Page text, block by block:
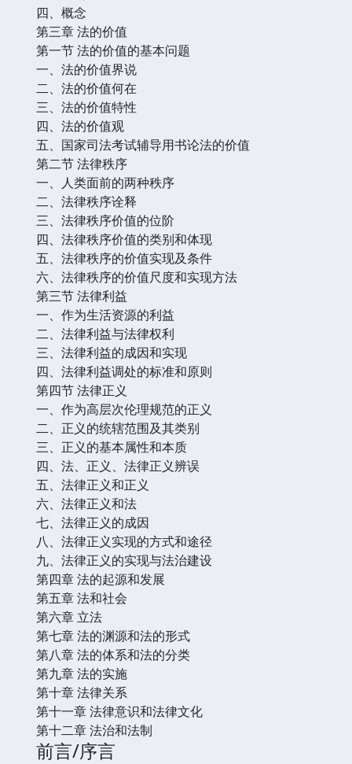
四、概念
第三章 法的价值
第一节 法的价值的基本问题
一、法的价值界说
二、法的价值何在
三、法的价值特性
四、法的价值观
五、国家司法考试辅导用书论法的价值
第二节 法律秩序
一、人类面前的两种秩序
二、法律秩序诠释
三、法律秩序价值的位阶
四、法律秩序价值的类别和体现
五、法律秩序的价值实现及条件
六、法律秩序的价值尺度和实现方法
第三节 法律利益
一、作为生活资源的利益
二、法律利益与法律权利
三、法律利益的成因和实现
四、法律利益调处的标准和原则
第四节 法律正义
一、作为高层次伦理规范的正义
二、正义的统辖范围及其类别
三、正义的基本属性和本质
四、法、正义、法律正义辨误
五、法律正义和正义
六、法律正义和法
七、法律正义的成因
八、法律正义实现的方式和途径
九、法律正义的实现与法治建设
第四章 法的起源和发展
第五章 法和社会
第六章 立法
第七章 法的渊源和法的形式
第八章 法的体系和法的分类
第九章 法的实施
第十章 法律关系
第十一章 法律意识和法律文化
第十二章 法治和法制
前言/序言